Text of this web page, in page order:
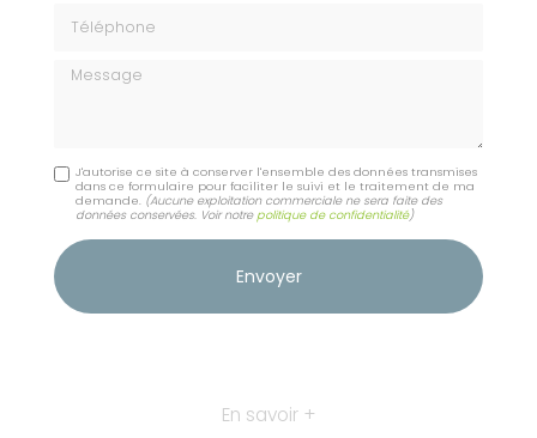
Message
J'autorise ce site à conserver l'ensemble des données transmises
dans ce formulaire pour faciliter le suivi et le traitement de ma
demande. (Aucune exploitation commerciale ne sera faite des
données conservées. Voir notrepolitique de confidentialité)
En savoir +